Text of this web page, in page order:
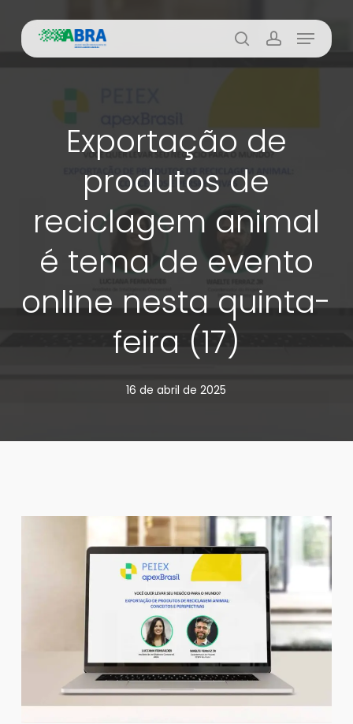
main
buscaaccount
Menu
Exportação de
produtos de
reciclagem animal
é tema de evento
online nesta quinta-
feira (17)
16 de abril de 2025